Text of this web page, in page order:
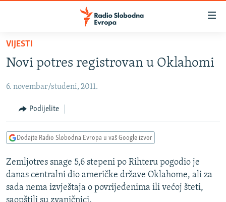
Pređite
glavni
Pređite
Pređite
pretragu
BOSNA I HERCEGOVINA
SRBIJA
KOSOVO
VIZUELNO
VIDEO
INFOGRAFIKE
PODCASTI
RAT U UKRAJINI
KINA NA BALKANU
VIJESTI
Novi potres registrovan u Oklahomi
6. novembar/studeni, 2011.
Podijelite
Dodajte Radio Slobodna Evropa u vaš Google izvor
Zemljotres snage 5,6 stepeni po Rihteru pogodio je
danas centralni dio američke države Oklahome, ali za
sada nema izvještaja o povrijeđenima ili većoj šteti,